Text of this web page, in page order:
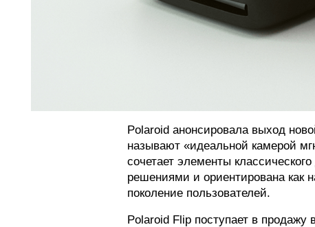
Polaroid анонсировала выход
называют «идеальной камерой
сочетает элементы
решениями и ориентирована как
поколение пользователей.
Polaroid Flip поступает в продажу